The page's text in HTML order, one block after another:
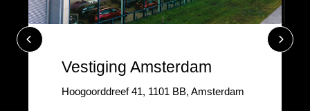
Vestiging Amsterdam
Hoogoorddreef 41, 1101 BB, Amsterdam